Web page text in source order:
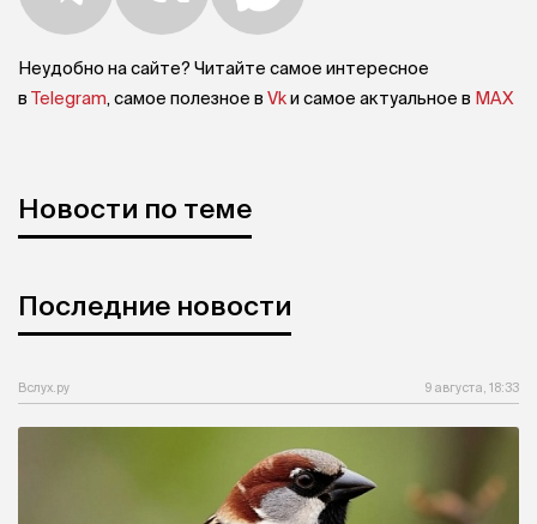
Неудобно на сайте? Читайте самое интересное
в Telegram, самое полезное в Vkи самое актуальное в MAX
Новости по теме
Последние новости
Вслух.ру 9 августа, 18:33